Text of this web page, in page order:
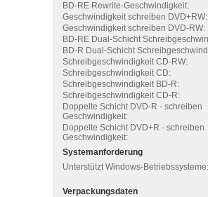
BD-RE Rewrite-Geschwindigkeit:
Geschwindigkeit schreiben DVD+RW:
Geschwindigkeit schreiben DVD-RW:
BD-RE Dual-Schicht
BD-R Dual-Schicht
Schreibgeschwindigkeit CD-RW:
Schreibgeschwindigkeit CD:
Schreibgeschwindigkeit BD-R:
Schreibgeschwindigkeit CD-R:
Doppelte Schicht DVD-R - schreiben
Geschwindigkeit:
Doppelte Schicht DVD+R - schreiben
Geschwindigkeit:
Systemanforderung
Unterstützt Windows-Betriebssysteme:
Verpackungsdaten